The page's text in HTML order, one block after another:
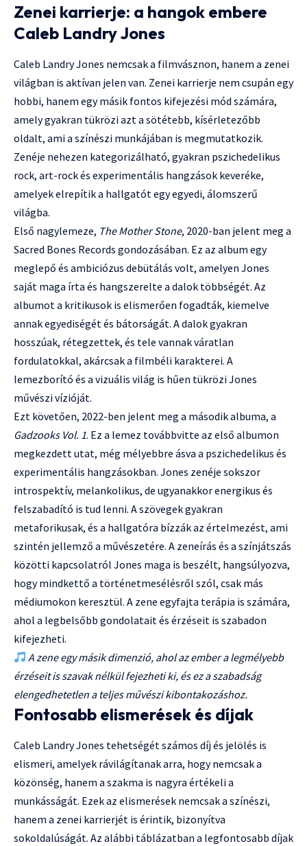
Zenei karrierje: a hangok embere
Caleb Landry Jones
Caleb Landry Jones nemcsak a filmvásznon, hanem a zenei
világban is aktívan jelen van. Zenei karrierje nem csupán egy
hobbi, hanem egy másik fontos kifejezési mód számára,
amely gyakran tükrözi azt a sötétebb, kísérletezőbb
oldalt, ami a színészi munkájában is megmutatkozik.
Zenéje nehezen kategorizálható, gyakran pszichedelikus
rock, art-rock és experimentális hangzások keveréke,
amelyek elrepítik a hallgatót egy egyedi, álomszerű
világba.
Első nagylemeze, The Mother Stone, 2020-ban jelent meg a
Sacred Bones Records gondozásában. Ez az album egy
meglepő és ambiciózus debütálás volt, amelyen Jones
saját maga írta és hangszerelte a dalok többségét. Az
albumot a kritikusok is elismerően fogadták, kiemelve
annak egyediségét és bátorságát. A dalok gyakran
hosszúak, rétegzettek, és tele vannak váratlan
fordulatokkal, akárcsak a filmbéli karakterei. A
lemezborító és a vizuális világ is hűen tükrözi Jones
művészi vízióját.
Ezt követően, 2022-ben jelent meg a második albuma, a
Gadzooks Vol. 1. Ez a lemez továbbvitte az első albumon
megkezdett utat, még mélyebbre ásva a pszichedelikus és
experimentális hangzásokban. Jones zenéje sokszor
introspektív, melankolikus, de ugyanakkor energikus és
felszabadító is tud lenni. A szövegek gyakran
metaforikusak, és a hallgatóra bízzák az értelmezést, ami
szintén jellemző a művészetére. A zeneírás és a színjátszás
közötti kapcsolatról Jones maga is beszélt, hangsúlyozva,
hogy mindkettő a történetmesélésről szól, csak más
médiumokon keresztül. A zene egyfajta terápia is számára,
ahol a legbelsőbb gondolatait és érzéseit is szabadon
kifejezheti.
A zene egy másik dimenzió, ahol az ember a legmélyebb
érzéseit is szavak nélkül fejezheti ki, és ez a szabadság
elengedhetetlen a teljes művészi kibontakozáshoz.
Fontosabb elismerések és díjak
Caleb Landry Jones tehetségét számos díj és jelölés is
elismeri, amelyek rávilágítanak arra, hogy nemcsak a
közönség, hanem a szakma is nagyra értékeli a
munkásságát. Ezek az elismerések nemcsak a színészi,
hanem a zenei karrierjét is érintik, bizonyítva
sokoldalúságát. Az alábbi táblázatban a legfontosabb díjak